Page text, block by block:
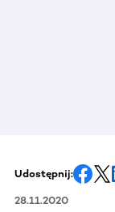
Udostępnij:
28.11.2020